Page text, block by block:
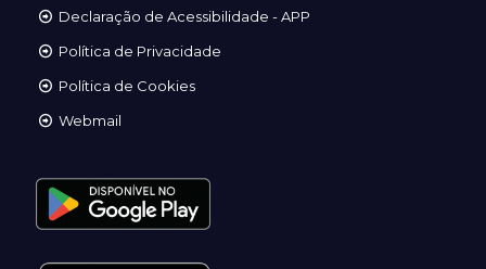
Declaração de Acessibilidade - APP
Política de Privacidade
Política de Cookies
Webmail